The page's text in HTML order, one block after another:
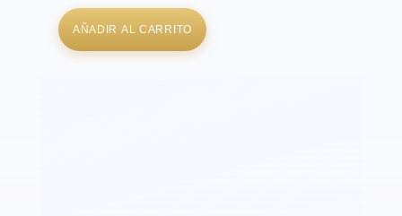
Tomatin
Legacy
AÑADIR AL CARRITO